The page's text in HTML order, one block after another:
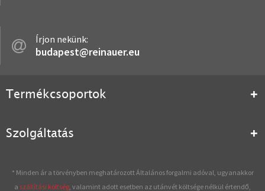
Írjon nekünk:
budapest@reinauer.eu
Termékcsoportok
Szolgáltatás
* Minden ár a törvényben meghatározott Általános forgalmi adóval, ugyanakkor
a szállítási költség, valamint adott esetben az utánvét költsége nélkül értendő,